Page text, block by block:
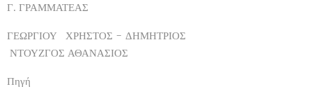
Γ. ΓΡΑΜΜΑΤΕΑΣ
ΓΕΩΡΓΙΟΥ ΧΡΗΣΤΟΣ - ΔΗΜΗΤΡΙΟΣ
ΝΤΟΥΖΓΟΣ ΑΘΑΝΑΣΙΟΣ
Πηγή